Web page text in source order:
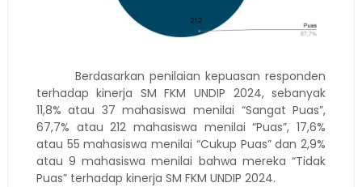
Berdasarkan penilaian kepuasan responden
terhadap kinerja SM FKM UNDIP 2024, sebanyak
11,8% atau 37 mahasiswa menilai “Sangat Puas”,
67,7% atau 212 mahasiswa menilai “Puas”, 17,6%
atau 55 mahasiswa menilai “Cukup Puas” dan 2,9%
atau 9 mahasiswa menilai bahwa mereka “Tidak
Puas” terhadap kinerja SM FKM UNDIP 2024.